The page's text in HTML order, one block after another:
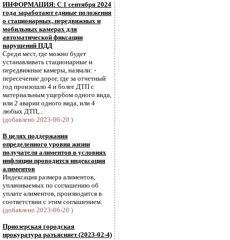
ИНФОРМАЦИЯ: С 1 сентября 2024
года заработают единые положения
о стационарных, передвижных и
мобильных камерах для
автоматической фиксации
нарушений ПДД
Среди мест, где можно будет
устанавливать стационарные и
передвижные камеры, назвали: -
пересечение дорог, где за отчетный
год произошло 4 и более ДТП с
материальным ущербом одного вида,
или 2 аварии одного вида, или 4
любых ДТП,...
(добавлено 2023-06-20 )
В целях поддержания
определенного уровня жизни
получателя алиментов в условиях
инфляции проводится индексация
алиментов
Индексация размера алиментов,
уплачиваемых по соглашению об
уплате алиментов, производится в
соответствии с этим соглашением.
(добавлено 2023-06-20 )
Приозерская городская
прокуратура разъясняет (2023-02-4)